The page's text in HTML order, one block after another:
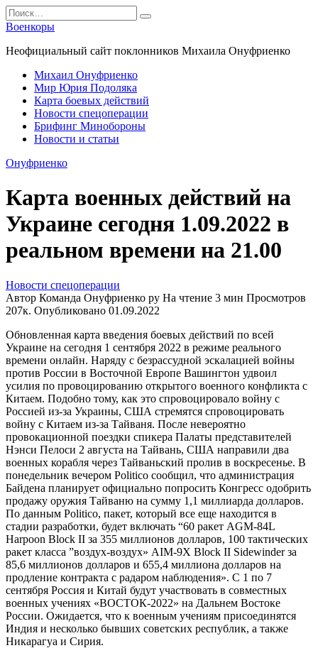
Перейти
к
содержанию
Search
for:
Военкоры
Неофициальный сайт поклонников Михаила Онуфриенко
Михаил Онуфриенко
Мир Юрия Подоляка
Карта боевых действий
Новости спецоперации
Брифинг Минобороны
Новости и статьи
Онуфриенко
Карта военных действий на
Украине сегодня 1.09.2022 в
реальном времени на 21.00
Новости спецоперации
Автор Команда Онуфриенко ру На чтение 3 мин Просмотров
207к. Опубликовано 01.09.2022
Обновленная карта введения боевых действий по всей
Украине на сегодня 1 сентября 2022 в режиме реального
времени онлайн. Наряду с безрассудной эскалацией войны
против России в Восточной Европе Вашингтон удвоил
усилия по провоцированию открытого военного конфликта с
Китаем. Подобно тому, как это спровоцировало войну с
Россией из-за Украины, США стремятся спровоцировать
войну с Китаем из-за Тайваня. После невероятно
провокационной поездки спикера Палаты представителей
Нэнси Пелоси 2 августа на Тайвань, США направили два
военных корабля через Тайваньский пролив в воскресенье. В
понедельник вечером Politico сообщил, что администрация
Байдена планирует официально попросить Конгресс одобрить
продажу оружия Тайваню на сумму 1,1 миллиарда долларов.
По данным Politico, пакет, который все еще находится в
стадии разработки, будет включать “60 ракет AGM-84L
Harpoon Block II за 355 миллионов долларов, 100 тактических
ракет класса ”воздух-воздух» AIM-9X Block II Sidewinder за
85,6 миллионов долларов и 655,4 миллиона долларов на
продление контракта с радаром наблюдения». С 1 по 7
сентября Россия и Китай будут участвовать в совместных
военных учениях «ВОСТОК-2022» на Дальнем Востоке
России. Ожидается, что к военным учениям присоединятся
Индия и несколько бывших советских республик, а также
Никарагуа и Сирия.